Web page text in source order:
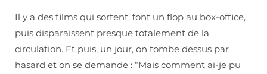
Il y a des films qui sortent, font un flop au box-office,
puis disparaissent presque totalement de la
circulation. Et puis, un jour, on tombe dessus par
hasard et on se demande : “Mais comment ai-je pu